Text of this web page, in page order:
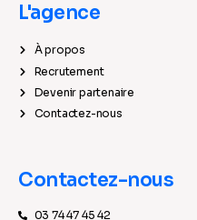
L'agence
À propos
Recrutement
Devenir partenaire
Contactez-nous
Contactez-nous
03 74 47 45 42